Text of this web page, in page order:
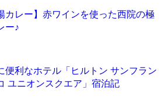
カレー】赤ワインを使った西院の極
ー♪
便利なホテル「ヒルトン サンフラン
ユニオンスクエア」宿泊記